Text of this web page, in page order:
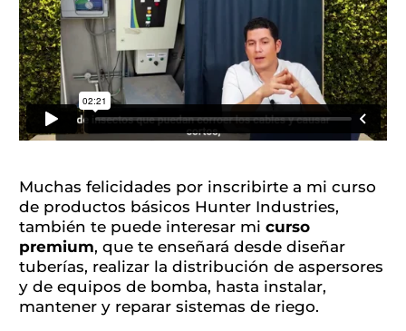
Muchas felicidades por inscribirte a mi curso
de productos básicos Hunter Industries,
también te puede interesar mi curso
premium, que te enseñará desde diseñar
tuberías, realizar la distribución de aspersores
y de equipos de bomba, hasta instalar,
mantener y reparar sistemas de riego.